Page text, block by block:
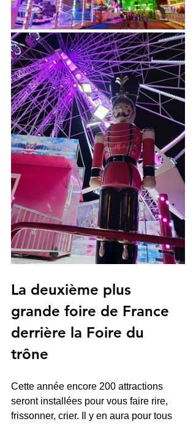
La deuxième plus
grande foire de France
derrière la Foire du
trône
Cette année encore 200 attractions
seront installées pour vous faire rire,
frissonner, crier. Il y en aura pour tous